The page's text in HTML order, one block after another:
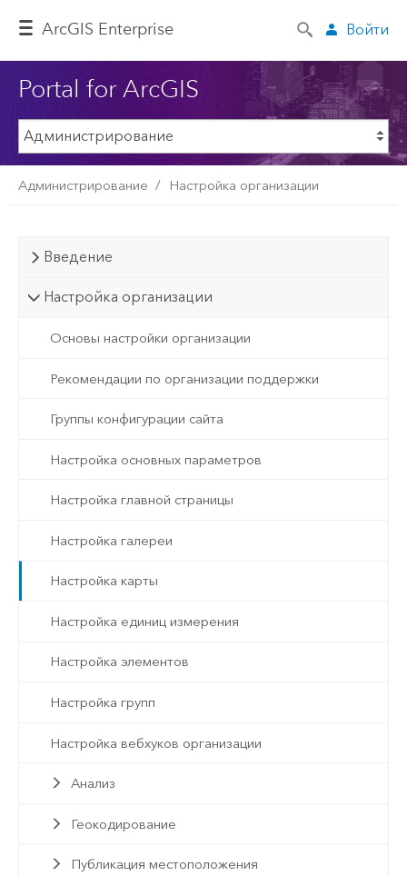
ArcGIS Enterprise Войти
Portal for ArcGIS
Администрирование Настройка организации
Введение
Настройка организации
Основы настройки организации
Рекомендации по организации поддержки
Группы конфигурации сайта
Настройка основных параметров
Настройка главной страницы
Настройка галереи
Настройка карты
Настройка единиц измерения
Настройка элементов
Настройка групп
Настройка вебхуков организации
Анализ
Геокодирование
Публикация местоположения